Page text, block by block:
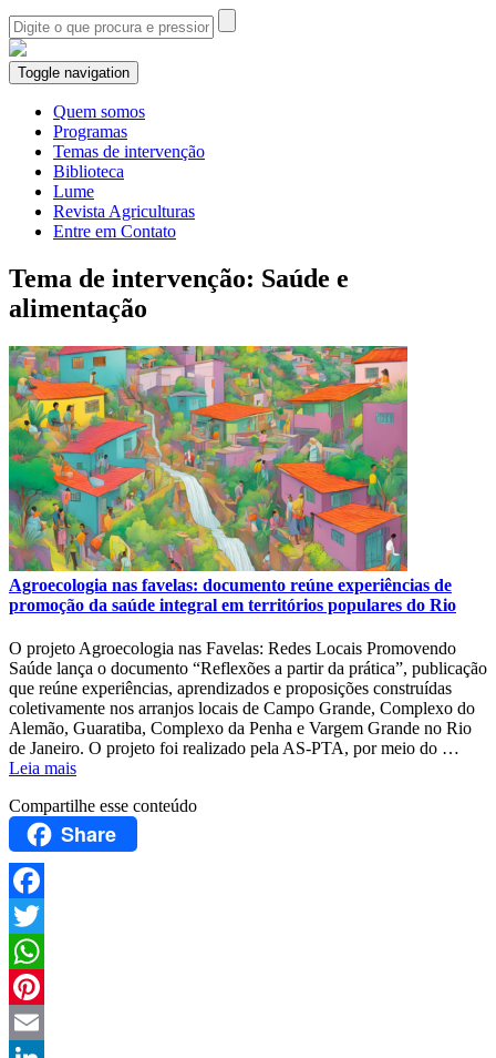
Toggle navigation
Quem somos
Programas
Temas de intervenção
Biblioteca
Lume
Revista Agriculturas
Entre em Contato
Tema de intervenção: Saúde e
alimentação
Agroecologia nas favelas: documento reúne experiências de
promoção da saúde integral em territórios populares do Rio
O projeto Agroecologia nas Favelas: Redes Locais Promovendo
Saúde lança o documento “Reflexões a partir da prática”, publicação
que reúne experiências, aprendizados e proposições construídas
coletivamente nos arranjos locais de Campo Grande, Complexo do
Alemão, Guaratiba, Complexo da Penha e Vargem Grande no Rio
de Janeiro. O projeto foi realizado pela AS-PTA, por meio do …
Leia mais
Compartilhe esse conteúdo
Share
Facebook
Twitter
WhatsApp
Pinterest